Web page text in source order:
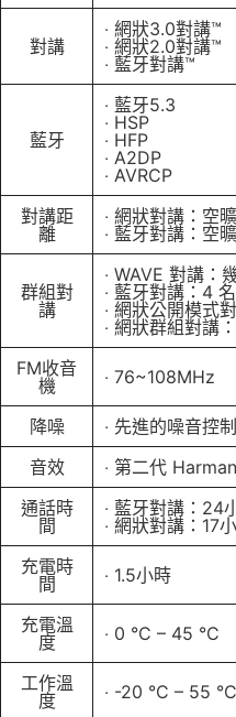
對講
‧ 網狀3.0對講™
‧ 網狀2.0對講™
‧ 藍牙對講™
藍牙
‧ 藍牙5.3
‧ HSP
‧ HFP
‧ A2DP
‧ AVRCP
對講距
離
‧ 網狀對講：空
‧ 藍牙對講：空
群組對
講
‧ WAVE 對講：
‧ 藍牙對講：4
‧ 網狀公開模式
‧ 網狀群組對講
FM收音
機
‧ 76~108MHz
降噪
‧ 先進的噪音控
音效
‧ 第二代
通話時
間
‧ 藍牙對講：24
‧ 網狀對講：17
充電時
間
‧ 1.5小時
充電溫
度
‧ 0 °C – 45 °C
工作溫
度
‧ -20 °C – 55 °C